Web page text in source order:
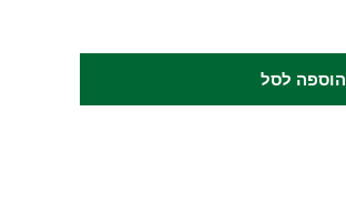
הוספה לסל